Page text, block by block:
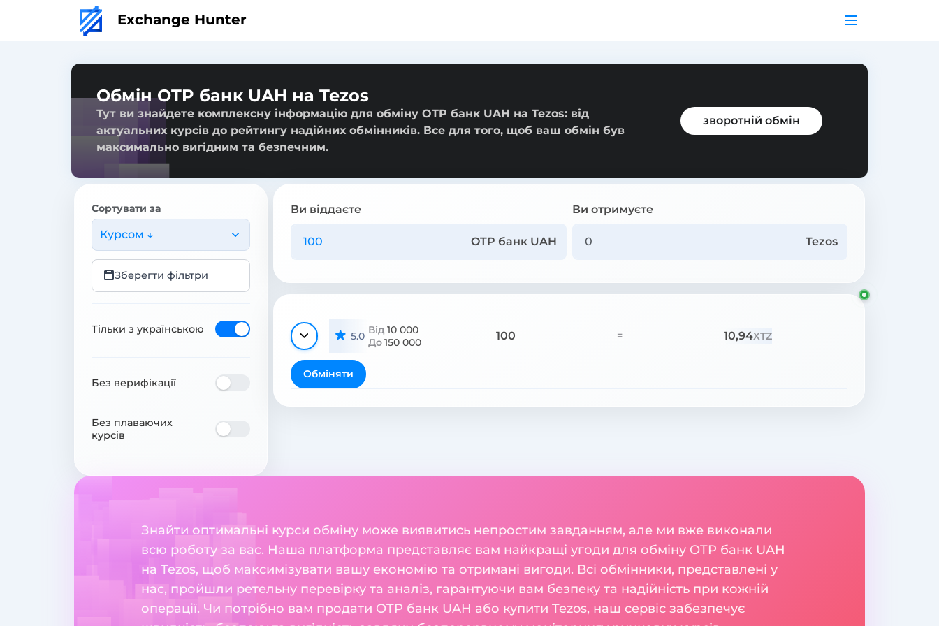
Exchange Hunter
Обмін OTP банк UAH на Tezos
Тут ви знайдете комплексну інформацію для обміну OTP банк UAH на Tezos: від
актуальних курсів до рейтингу надійних обмінників. Все для того, щоб ваш обмін був
максимально вигідним та безпечним.
зворотній обмін
Сортувати за
Курсом ↓
Зберегти фільтри
Тільки з українською
Без верифікації
Без плаваючих
курсів
Ви віддаєте
OTP банк UAH
Ви отримуєте
Tezos
5.0 Від 10 000
До150 000 100 = 10,94XTZ
Обміняти
Знайти оптимальні курси обміну може виявитись непростим завданням, але ми вже виконали
всю роботу за вас. Наша платформа представляє вам найкращі угоди для обміну OTP банк UAH
на Tezos, щоб максимізувати вашу економію та отримані вигоди. Всі обмінники, представлені у
нас, пройшли ретельну перевірку та аналіз, гарантуючи вам безпеку та надійність при кожній
операції. Чи потрібно вам продати OTP банк UAH або купити Tezos, наш сервіс забезпечує